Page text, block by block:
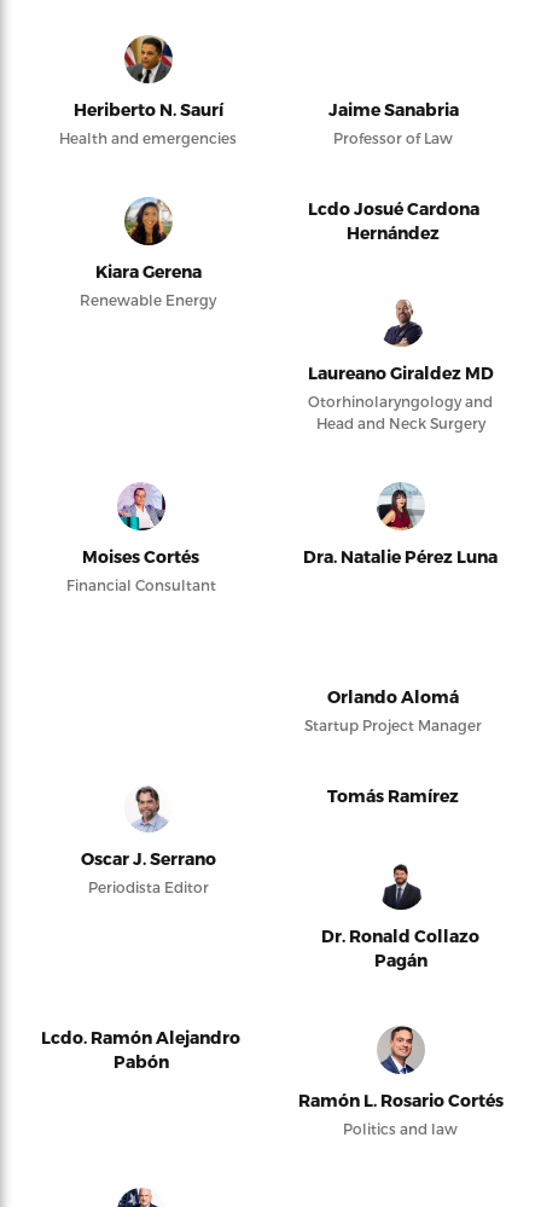
Heriberto N. Saurí
Health and emergencies
Jaime Sanabria
Professor of Law
Kiara Gerena
Renewable Energy
Lcdo Josué Cardona
Hernández
Laureano Giraldez MD
Otorhinolaryngology and
Head and Neck Surgery
Moises Cortés
Financial Consultant
Dra. Natalie Pérez Luna
Orlando Alomá
Startup Project Manager
Oscar J. Serrano
Periodista Editor
Tomás Ramírez
Dr. Ronald Collazo
Pagán
Lcdo. Ramón Alejandro
Pabón
Ramón L. Rosario Cortés
Politics and law